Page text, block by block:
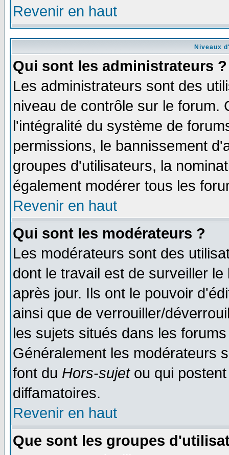
Revenir en haut
Niveaux
Qui sont les administrateurs ?
Les administrateurs sont des
niveau de contrôle sur le forum.
l'intégralité du système de
permissions, le bannissement
groupes d'utilisateurs, la
également modérer tous les
Revenir en haut
Qui sont les modérateurs ?
Les modérateurs sont des
dont le travail est de surveiller
après jour. Ils ont le pouvoir
ainsi que de verrouiller/
les sujets situés dans les
Généralement les modérateurs
font du Hors-sujetou qui
diffamatoires.
Revenir en haut
Que sont les groupes